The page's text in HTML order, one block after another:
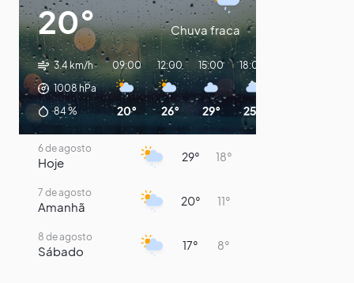
20° Chuva fraca
3.4 km/h
1008 hPa
84 %
09:00
20°
12:00
26°
15:00
29°
18:00
25°
6 de agosto
Hoje 29° 18°
7 de agosto
Amanhã 20° 11°
8 de agosto
Sábado 17° 8°